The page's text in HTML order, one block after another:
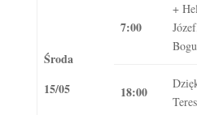
Środa
15/05
7:00
+
18:00